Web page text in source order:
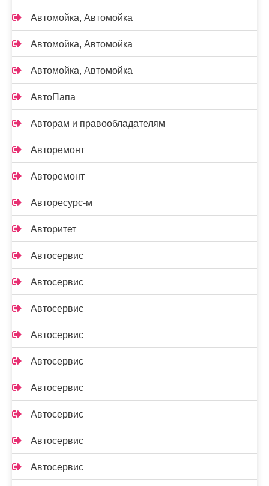
Автомойка, Автомойка
Автомойка, Автомойка
Автомойка, Автомойка
АвтоПапа
Авторам и правообладателям
Авторемонт
Авторемонт
Авторесурс-м
Авторитет
Автосервис
Автосервис
Автосервис
Автосервис
Автосервис
Автосервис
Автосервис
Автосервис
Автосервис